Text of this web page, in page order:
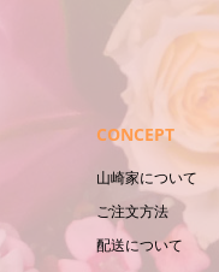
CONCEPT
山崎家について
ご注文方法
配送について